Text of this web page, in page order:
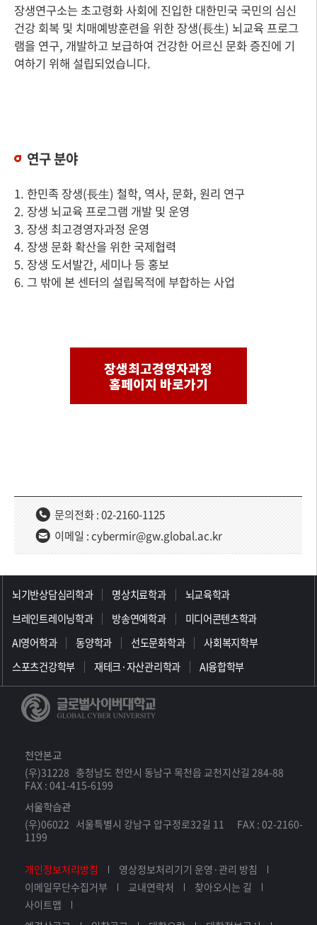
장생연구소는 초고령화 사회에 진입한 대한민국 국민의 심신
건강 회복 및 치매예방훈련을 위한 장생(長生) 뇌교육 프로그
램을 연구, 개발하고 보급하여 건강한 어르신 문화 증진에 기
여하기 위해 설립되었습니다.
연구 분야
1. 한민족 장생(長生) 철학, 역사, 문화, 원리 연구
2. 장생 뇌교육 프로그램 개발 및 운영
3. 장생 최고경영자과정 운영
4. 장생 문화 확산을 위한 국제협력
5. 장생 도서발간, 세미나 등 홍보
6. 그 밖에 본 센터의 설립목적에 부합하는 사업
장생최고경영자과정
홈페이지 바로가기
문의전화 : 02-2160-1125
이메일 : cybermir@gw.global.ac.kr
뇌기반상담심리학과 명상치료학과
뇌교육학과
브레인트레이닝학과
방송연예학과
미디어콘텐츠학과
AI영어학과
동양학과 선도문화학과
사회복지학부
스포츠건강학부
재테크·자산관리학과 AI융합학부
천안본교
(우)31228 충청남도 천안시 동남구 목천읍 교천지산길 284-88
FAX : 041-415-6199
서울학습관
(우)06022 서울특별시 강남구 압구정로32길 11 FAX : 02-2160-
1199
개인정보처리방침
영상정보처리기기 운영·관리 방침
이메일무단수집거부
교내연락처
찾아오시는 길
사이트맵